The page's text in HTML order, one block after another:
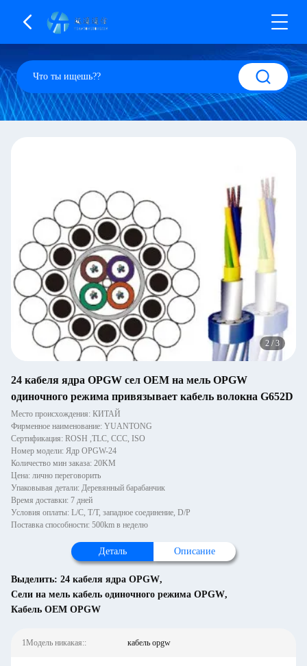
2 /3
24 кабеля ядра OPGW сел OEM на мель OPGW
одиночного режима привязывает кабель волокна G652D
Место происхождения: КИТАЙ
Фирменное наименование: YUANTONG
Сертификация: ROSH ,TLC, CCC, ISO
Номер модели: Ядр OPGW-24
Количество мин заказа: 20KM
Цена: лично переговорить
Упаковывая детали: Деревянный барабанчик
Время доставки: 7 дней
Условия оплаты: L/C, T/T, западное соединение, D/P
Поставка способности: 500km в неделю
Деталь Описание
Выделить: 24 кабеля ядра OPGW,
Сели на мель кабель одиночного режима OPGW,
Кабель OEM OPGW
1Модель никакая:: кабель opgw